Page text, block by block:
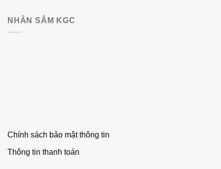
NHÂN SÂM KGC
Chính sách bảo mật thông tin
Thông tin thanh toán